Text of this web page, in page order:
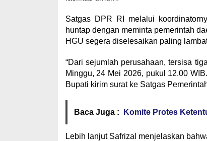
Satgas DPR RI melalui
huntap dengan meminta pemerintah
HGU segera diselesaikan paling
“Dari sejumlah perusahaan, tersisa
Minggu, 24 Mei 2026, pukul 12.00
Bupati kirim surat ke Satgas
Baca Juga : Komite Protes
Lebih lanjut Safrizal menjelaskan